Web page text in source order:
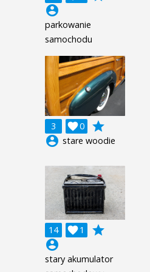
account_circle
parkowanie
samochodu
3 0

grade
account_circle stare woodie
14 1

grade
account_circle
stary akumulator